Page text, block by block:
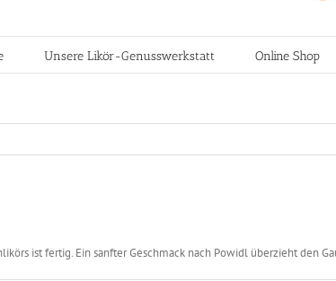
Unsere Likör-Genusswerkstatt Online Shop
ist fertig. Ein sanfter Geschmack nach Powidl überzieht den